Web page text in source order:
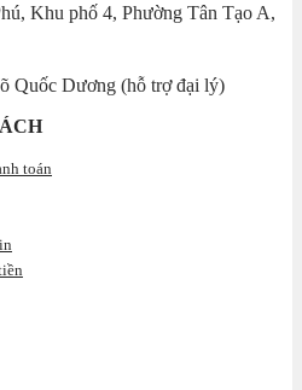
Khu phố 4, Phường Tân Tạo A,
Quốc Dương (hỗ trợ đại lý)
toán